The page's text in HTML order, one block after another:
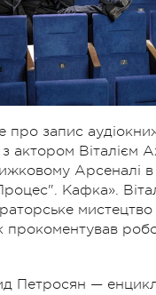
про запис
актором Віталієм
Арсеналі в
Кафка».
мистецтво
прокоментував
Петросян —